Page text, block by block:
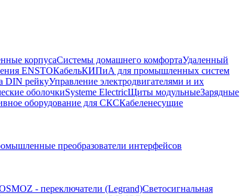
корпусаСистемы домашнего комфортаУдаленный
ENSTOКабельКИПиА для промышленных систем
DIN рейкуУправление электродвигателями и их
оболочкиSysteme ElectricЩиты модульныеЗарядные
оборудование для СКСКабеленесущие
преобразователи интерфейсов
- переключатели (Legrand)Светосигнальная